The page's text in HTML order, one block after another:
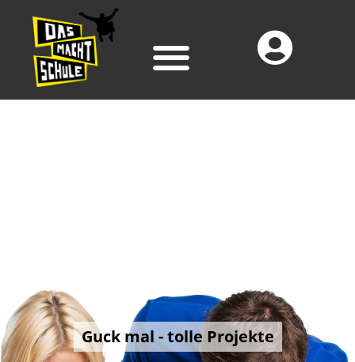
Guck mal - tolle Projekte